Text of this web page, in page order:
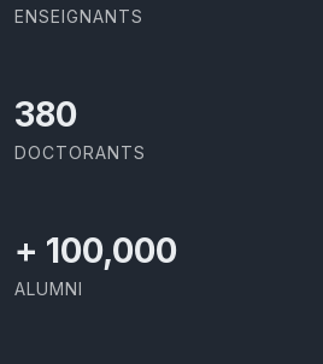
ENSEIGNANTS
414
DOCTORANTS
+ 100,000
ALUMNI